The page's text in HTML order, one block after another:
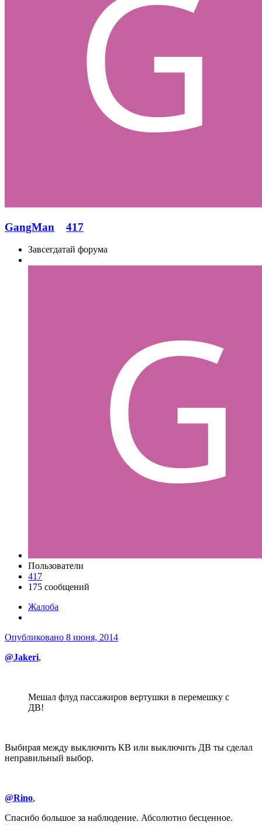
GangMan 417
Завсегдатай форума
Пользователи
417
175 сообщений
Жалоба
Опубликовано 8 июня, 2014
@Jakeri,
Мешал флуд пассажиров вертушки в перемешку с
ДВ!
Выбирая между выключить КВ или выключить ДВ ты сделал
неправильный выбор.
@Rino,
Спасибо большое за наблюдение. Абсолютно бесценное.